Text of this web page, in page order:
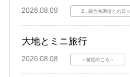
2026.08.09 2．統合失調症との日々
大地とミニ旅行
2026.08.08 ～発症のころ～